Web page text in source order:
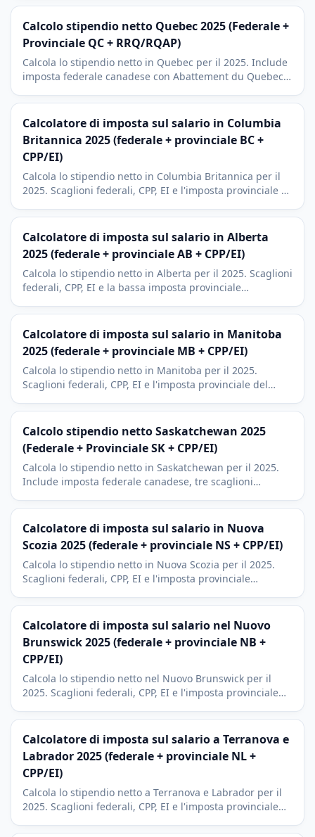
CPP2 e EI (Employment Insurance).
Calcolo stipendio netto Quebec 2025 (Federale +
Provinciale QC + RRQ/RQAP)
Calcola lo stipendio netto in Quebec per il 2025. Include
imposta federale canadese con Abattement du Quebec,
di Revenu Quebec.
Calcolatore di imposta sul salario in Columbia
Britannica 2025 (federale + provinciale BC +
CPP/EI)
Calcola lo stipendio netto in Columbia Britannica per il
2025. Scaglioni federali, CPP, EI e l'imposta provinciale a
Calcolatore di imposta sul salario in Alberta
2025 (federale + provinciale AB + CPP/EI)
Calcola lo stipendio netto in Alberta per il 2025. Scaglioni
federali, CPP, EI e la bassa imposta provinciale
vantaggiosa del Canada.
Calcolatore di imposta sul salario in Manitoba
2025 (federale + provinciale MB + CPP/EI)
Calcola lo stipendio netto in Manitoba per il 2025.
Scaglioni federali, CPP, EI e l'imposta provinciale del
Calcolo stipendio netto Saskatchewan 2025
(Federale + Provinciale SK + CPP/EI)
Calcola lo stipendio netto in Saskatchewan per il 2025.
Include imposta federale canadese, tre scaglioni
Pension Plan), CPP2 e EI (Employment Insurance).
Calcolatore di imposta sul salario in Nuova
Scozia 2025 (federale + provinciale NS + CPP/EI)
Calcola lo stipendio netto in Nuova Scozia per il 2025.
Scaglioni federali, CPP, EI e l'imposta provinciale
RRSP.
Calcolatore di imposta sul salario nel Nuovo
Brunswick 2025 (federale + provinciale NB +
CPP/EI)
Calcola lo stipendio netto nel Nuovo Brunswick per il
2025. Scaglioni federali, CPP, EI e l'imposta provinciale
Calcolatore di imposta sul salario a Terranova e
Labrador 2025 (federale + provinciale NL +
CPP/EI)
Calcola lo stipendio netto a Terranova e Labrador per il
2025. Scaglioni federali, CPP, EI e l'imposta provinciale